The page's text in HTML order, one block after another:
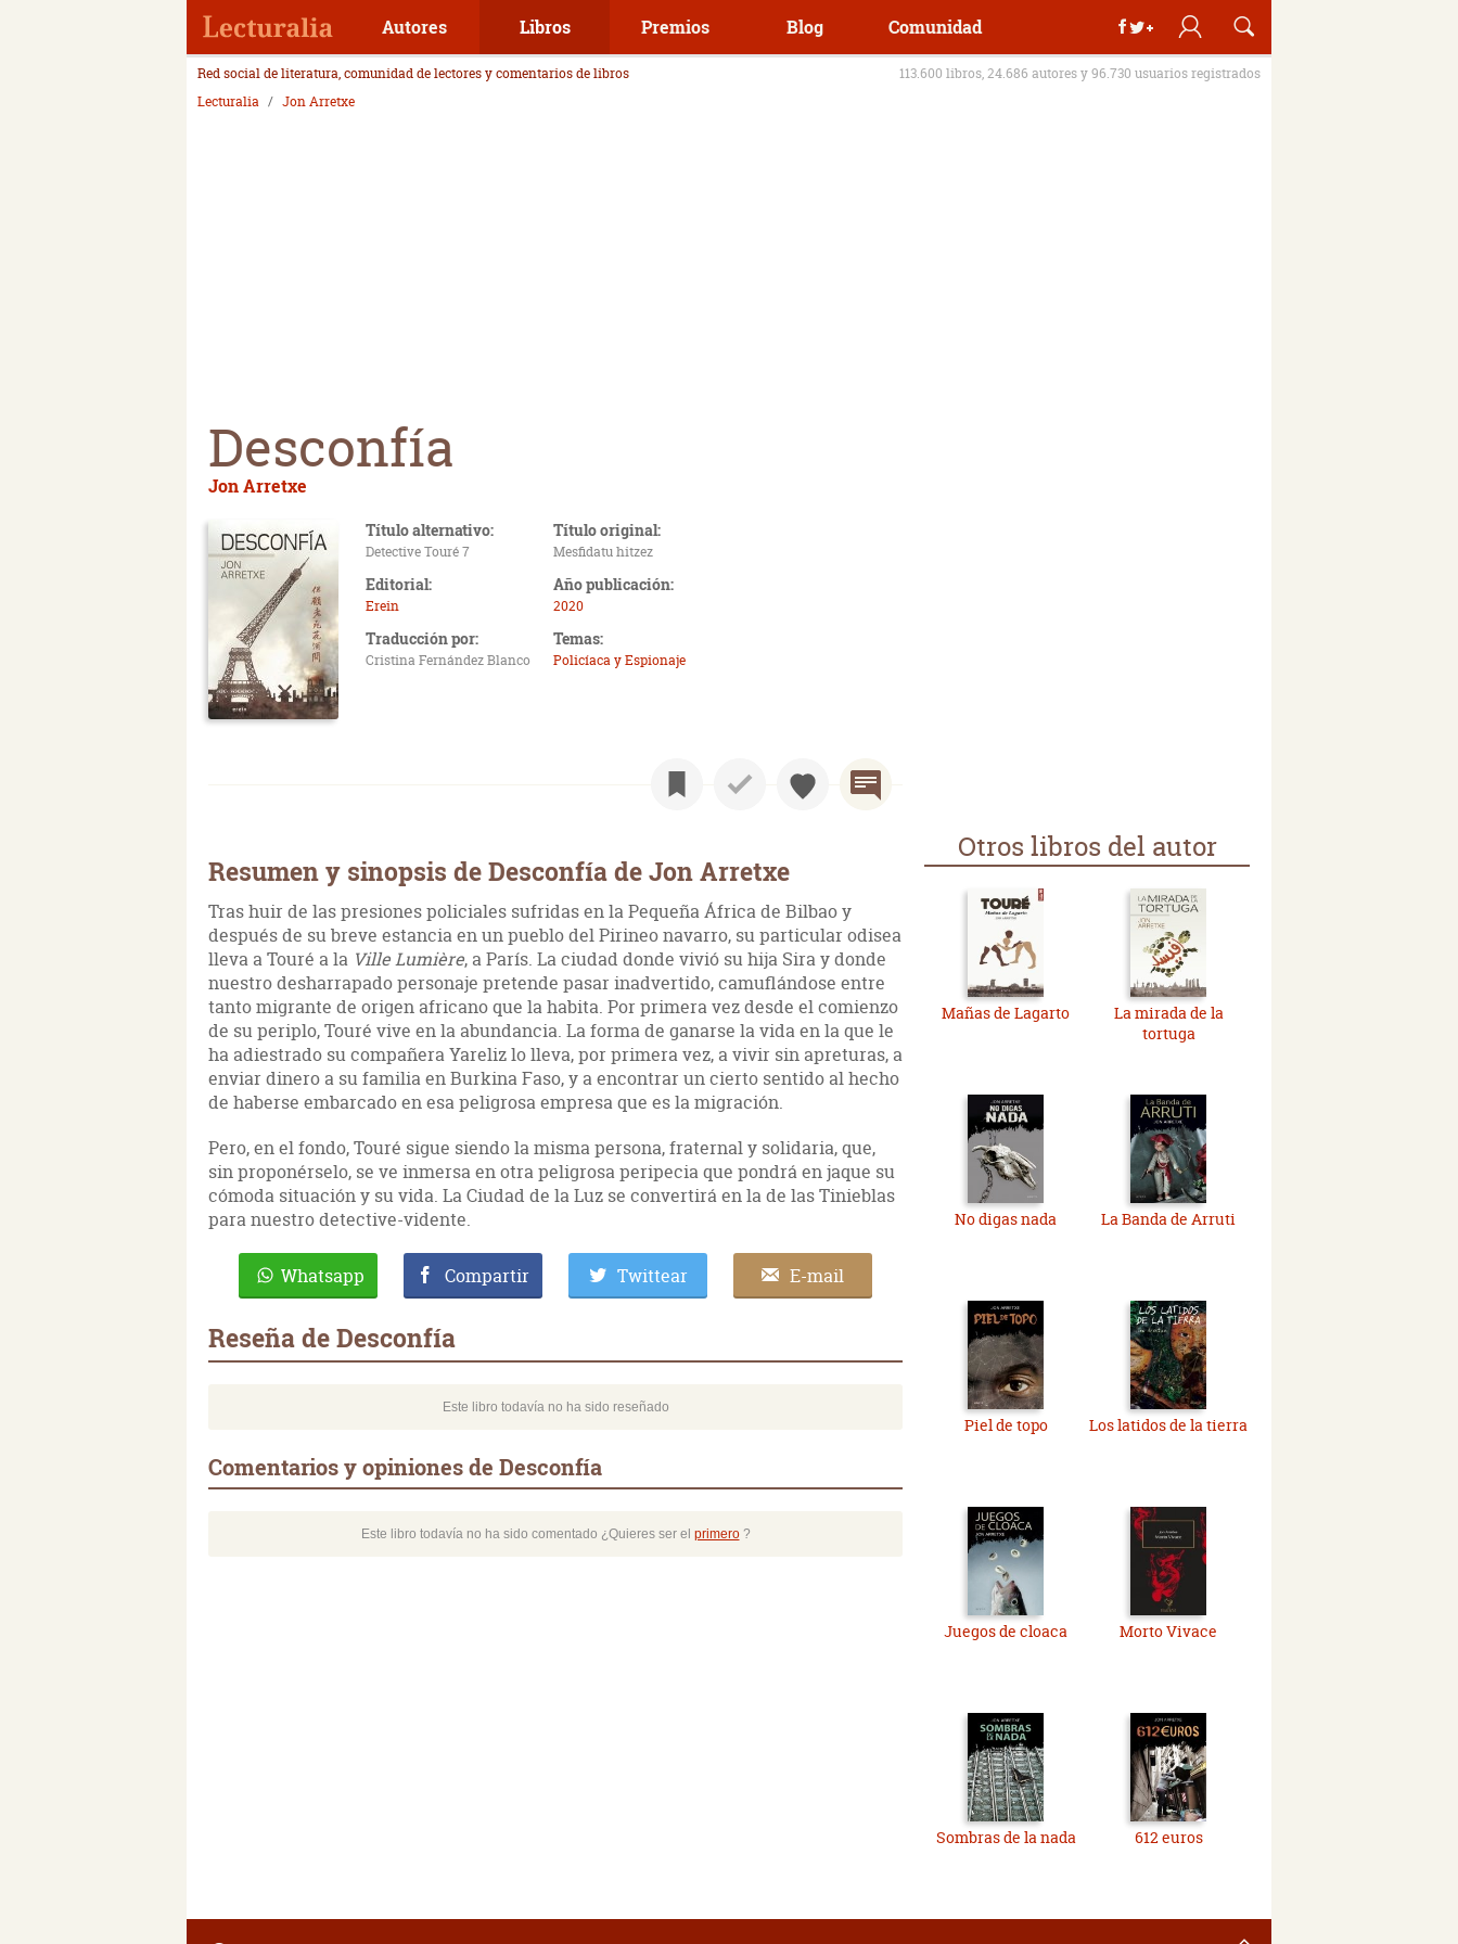
Autores Libros Premios Blog Comunidad
Red social de literatura, comunidad de lectores y comentarios de libros
113.600 libros, 24.686 autores y 96.730 usuarios registrados
Lecturalia
Jon Arretxe
Desconfía
Jon Arretxe
Título alternativo:
Detective Touré 7
Título original:
Mesfidatu hitzez
Editorial:
Erein
Año publicación:
2020
Traducción por:
Cristina Fernández Blanco
Temas:
Policíaca y Espionaje
Resumen y sinopsis de Desconfía de Jon Arretxe
Tras huir de las presiones policiales sufridas en la Pequeña África de Bilbao y
después de su breve estancia en un pueblo del Pirineo navarro, su particular odisea
lleva a Touré a la Ville Lumière, a París. La ciudad donde vivió su hija Sira y donde
nuestro desharrapado personaje pretende pasar inadvertido, camuflándose entre
tanto migrante de origen africano que la habita. Por primera vez desde el comienzo
de su periplo, Touré vive en la abundancia. La forma de ganarse la vida en la que le
ha adiestrado su compañera Yareliz lo lleva, por primera vez, a vivir sin apreturas, a
enviar dinero a su familia en Burkina Faso, y a encontrar un cierto sentido al hecho
de haberse embarcado en esa peligrosa empresa que es la migración.
Pero, en el fondo, Touré sigue siendo la misma persona, fraternal y solidaria, que,
sin proponérselo, se ve inmersa en otra peligrosa peripecia que pondrá en jaque su
cómoda situación y su vida. La Ciudad de la Luz se convertirá en la de las Tinieblas
para nuestro detective-vidente.
Whatsapp Compartir Twittear E-mail
Reseña de Desconfía
Este libro todavía no ha sido reseñado
Comentarios y opiniones de Desconfía
Este libro todavía no ha sido comentado ¿Quieres ser el primero?
Otros libros del autor
Mañas de Lagarto
La mirada de la
tortuga
No digas nada La Banda de Arruti
Piel de topo Los latidos de la tierra
Juegos de cloaca Morto Vivace
Sombras de la nada 612 euros